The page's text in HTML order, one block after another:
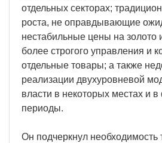
отдельных секторах;
роста, не оправдывающие
нестабильные цены на золото
более строгого управления и
отдельные товары; а также
реализации двухуровневой
власти в некоторых местах и
периоды.
Он подчеркнул необходимость